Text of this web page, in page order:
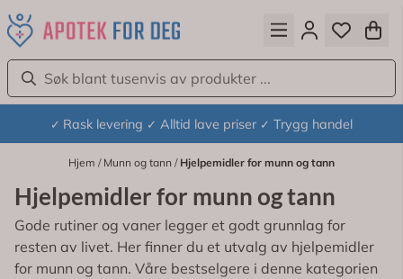
Hopp til innhold
✓ Rask levering ✓ Alltid lave priser ✓ Trygg handel
Hjem / Munn og tann / Hjelpemidler for munn og tann
Hjelpemidler for munn og tann
Gode rutiner og vaner legger et godt grunnlag for
resten av livet. Her finner du et utvalg av hjelpemidler
for munn og tann. Våre bestselgere i denne kategorien